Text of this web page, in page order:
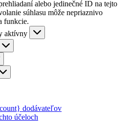
alebo jedinečné ID na tejto
súhlasu môže nepriaznivo
funkcie.
aktívny
dodávateľov
účeloch